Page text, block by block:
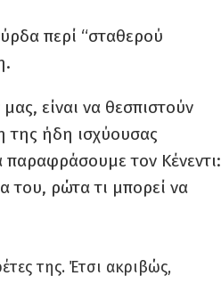
περί “σταθερού
είναι να θεσπιστούν
της ήδη ισχύουσας
παραφράσουμε τον Κένεντι:
του, ρώτα τι μπορεί να
της. Έτσι ακριβώς,